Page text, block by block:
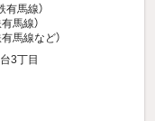
有馬線）
馬線）
有馬線など）
3丁目